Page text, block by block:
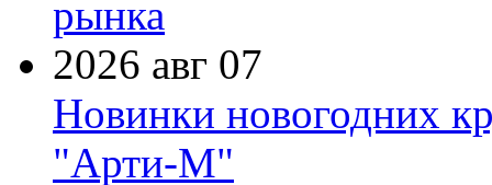
рынка
2026 авг 07
Новинки новогодних
"Арти-М"